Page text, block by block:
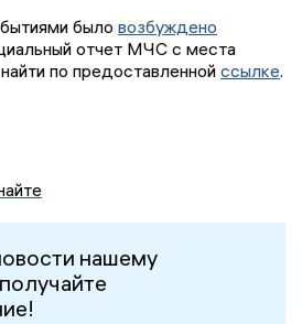
было возбуждено
отчет МЧС с места
по предоставленной ссылке.
нашему